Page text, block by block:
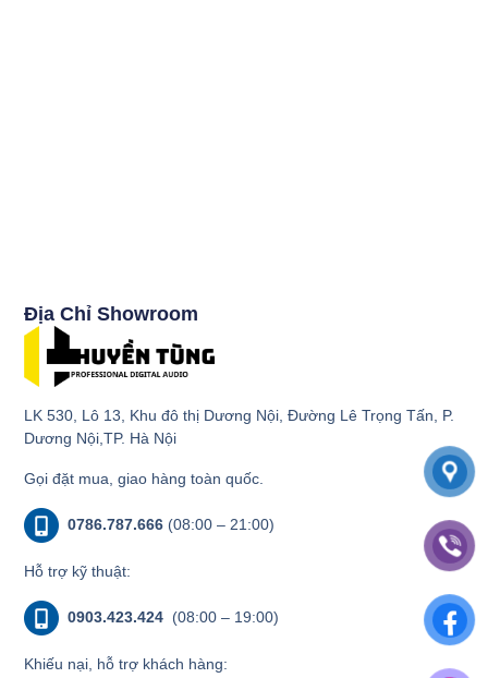
Địa Chỉ Showroom
LK 530, Lô 13, Khu đô thị Dương Nội, Đường Lê Trọng Tấn, P.
Dương Nội,TP. Hà Nội
Gọi đặt mua, giao hàng toàn quốc.
0786.787.666 (08:00 – 21:00)
Hỗ trợ kỹ thuật:
0903.423.424 (08:00 – 19:00)
Khiếu nại, hỗ trợ khách hàng: